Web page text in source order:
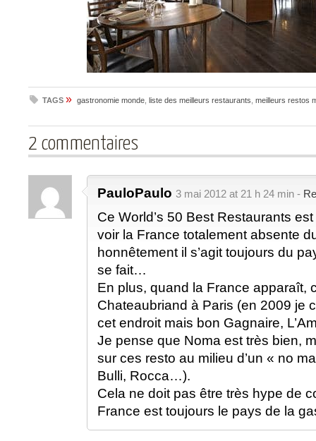
TAGS » gastronomie monde liste des meilleurs restaurants meilleurs restos
2 commentaires
PauloPaulo 3 mai 2012 at 21 h 24 min -
Ce World’s 50 Best Restaurants
voir la France totalement absente
honnêtement il s’agit toujours du
se fait…
En plus, quand la France apparaît,
Chateaubriand à Paris (en 2009 je
cet endroit mais bon Gagnaire,
Je pense que Noma est très bien,
sur ces resto au milieu d’un « no
Bulli, Rocca…).
Cela ne doit pas être très hype de
France est toujours le pays de la